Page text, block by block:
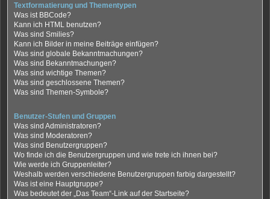
Textformatierung und Thementypen
Was ist BBCode?
Kann ich HTML benutzen?
Was sind Smilies?
Kann ich Bilder in meine Beiträge einfügen?
Was sind globale Bekanntmachungen?
Was sind Bekanntmachungen?
Was sind wichtige Themen?
Was sind geschlossene Themen?
Was sind Themen-Symbole?
Benutzer-Stufen und Gruppen
Was sind Administratoren?
Was sind Moderatoren?
Was sind Benutzergruppen?
Wo finde ich die Benutzergruppen und wie trete ich ihnen bei?
Wie werde ich Gruppenleiter?
Weshalb werden verschiedene Benutzergruppen farbig dargestellt?
Was ist eine Hauptgruppe?
Was bedeutet der „Das Team“-Link auf der Startseite?